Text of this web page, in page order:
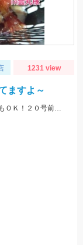
1231 view
ますよ～
小浜でもマイカ釣れてます！イカメタでもオモリグでもＯＫ！２０号前後用意していきましょう